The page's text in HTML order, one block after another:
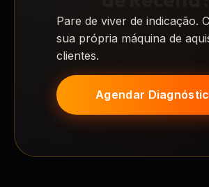
Pare de viver de indicação.
sua própria máquina de
clientes.
Agendar